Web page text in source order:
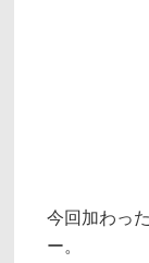
今回加わっ
ー。